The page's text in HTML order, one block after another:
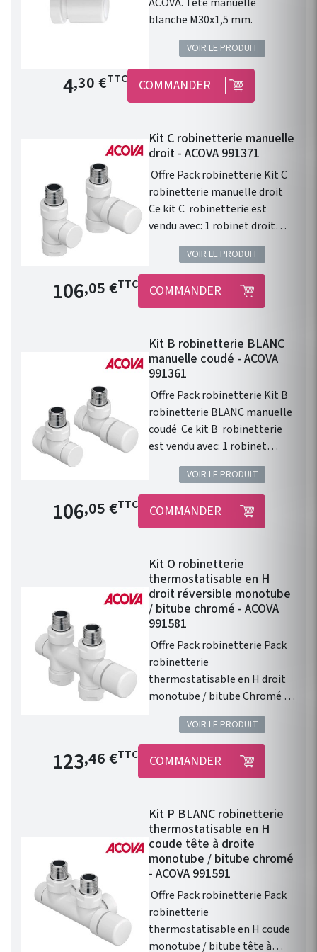
blanche M30x1,5 mm.
VOIR LE PRODUIT
Prix de base
4,30 €TTC COMMANDER
Kit C robinetterie manuelle
droit - ACOVA 991371
Offre Pack robinetterie Kit C
robinetterie manuelle droit
Ce kit C robinetterie est
vendu avec: 1 robinet droit
tête manuelle Blanche . 1
paire de raccords cuivre 14. 1
paire de raccords PER 12. 1
paire de raccords multicouche
fonctionnelle. Disponible
dans les 46 couleurs du
nuancier Acova ! Kit
robinetterie compatible avec
chauffage central Fassane
VOIR LE PRODUIT
Prix de base
106,05 €TTC COMMANDER
Kit B robinetterie BLANC
manuelle coudé - ACOVA
991361
Offre Pack robinetterie Kit B
robinetterie BLANC manuelle
coudé Ce kit B robinetterie
est vendu avec: 1 robinet
équerre 1/2" . 1 coude de
réglage 1/2" . 1 tête manuelle
blanche . 1 paire de raccords
cuivre 14. 1 paire de raccords
PER 12. Installation
robinetterie compatible avec
chauffage central Fassane
Prem's ACOVA . Disponible en
46 couleurs !
VOIR LE PRODUIT
Prix de base
106,05 €TTC COMMANDER
Kit O robinetterie
thermostatisable en H
droit réversible monotube
/ bitube chromé - ACOVA
991581
Offre Pack robinetterie Pack
robinetterie
thermostatisable en H droit
monotube / bitube Chromé :
réversible pour une sortie de
tête à gauche ou à droite ! Ce
kit robinetterie est vendu avec
: 1 robinet en H droit 1/2’’. 1
tête manuelle démontable .
paire de raccords PER 12. 1
paire de raccords Eurôcones
3/4’’ avec écrou Ø 16,8 mm.
Couleur de base : Blanc
Bitube entraxe 50mm. La tête
est réversible (droite ou
gauche).
VOIR LE PRODUIT
Prix de base
123,46 €TTC COMMANDER
Kit P BLANC robinetterie
thermostatisable en H
coude tête à droite
monotube / bitube chromé
- ACOVA 991591
Offre Pack robinetterie Pack
robinetterie
thermostatisable en H coude
monotube / bitube tête à